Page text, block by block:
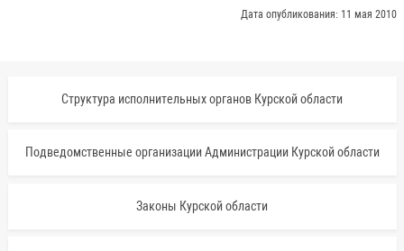
Дата опубликования: 11 мая 2010
Структура исполнительных органов Курской области
Подведомственные организации Администрации Курской области
Законы Курской области